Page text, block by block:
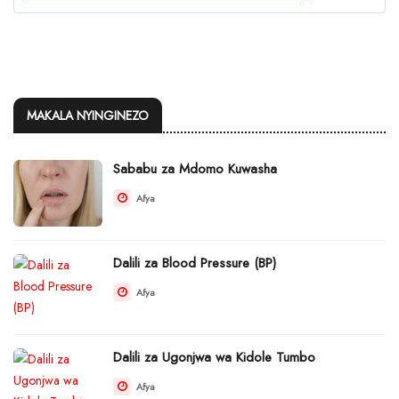
MAKALA NYINGINEZO
Sababu za Mdomo Kuwasha
Afya
Dalili za Blood Pressure (BP)
Afya
Dalili za Ugonjwa wa Kidole Tumbo
Afya